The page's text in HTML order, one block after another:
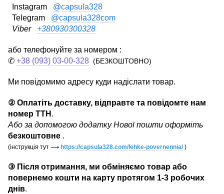
Instagram @capsula328
Telegram @capsula328com
Viber +380930300328
або телефонуйте за номером :
✆ +38 (093) 03-00-328 (БЕЗКОШТОВНО)
Ми повідомимо адресу куди надіслати товар.
② Оплатіть доставку, відправте та повідомте нам
номер ТТН .
Або за допомогою додатку Нової пошти оформіть
безкоштовне .
(інструкція тут ⟶ https://capsula328.com/lehke-povernennia/)
③ Після отримання, ми обміняємо товар або
повернемо кошти на карту протягом 1-3 робочих
днів.